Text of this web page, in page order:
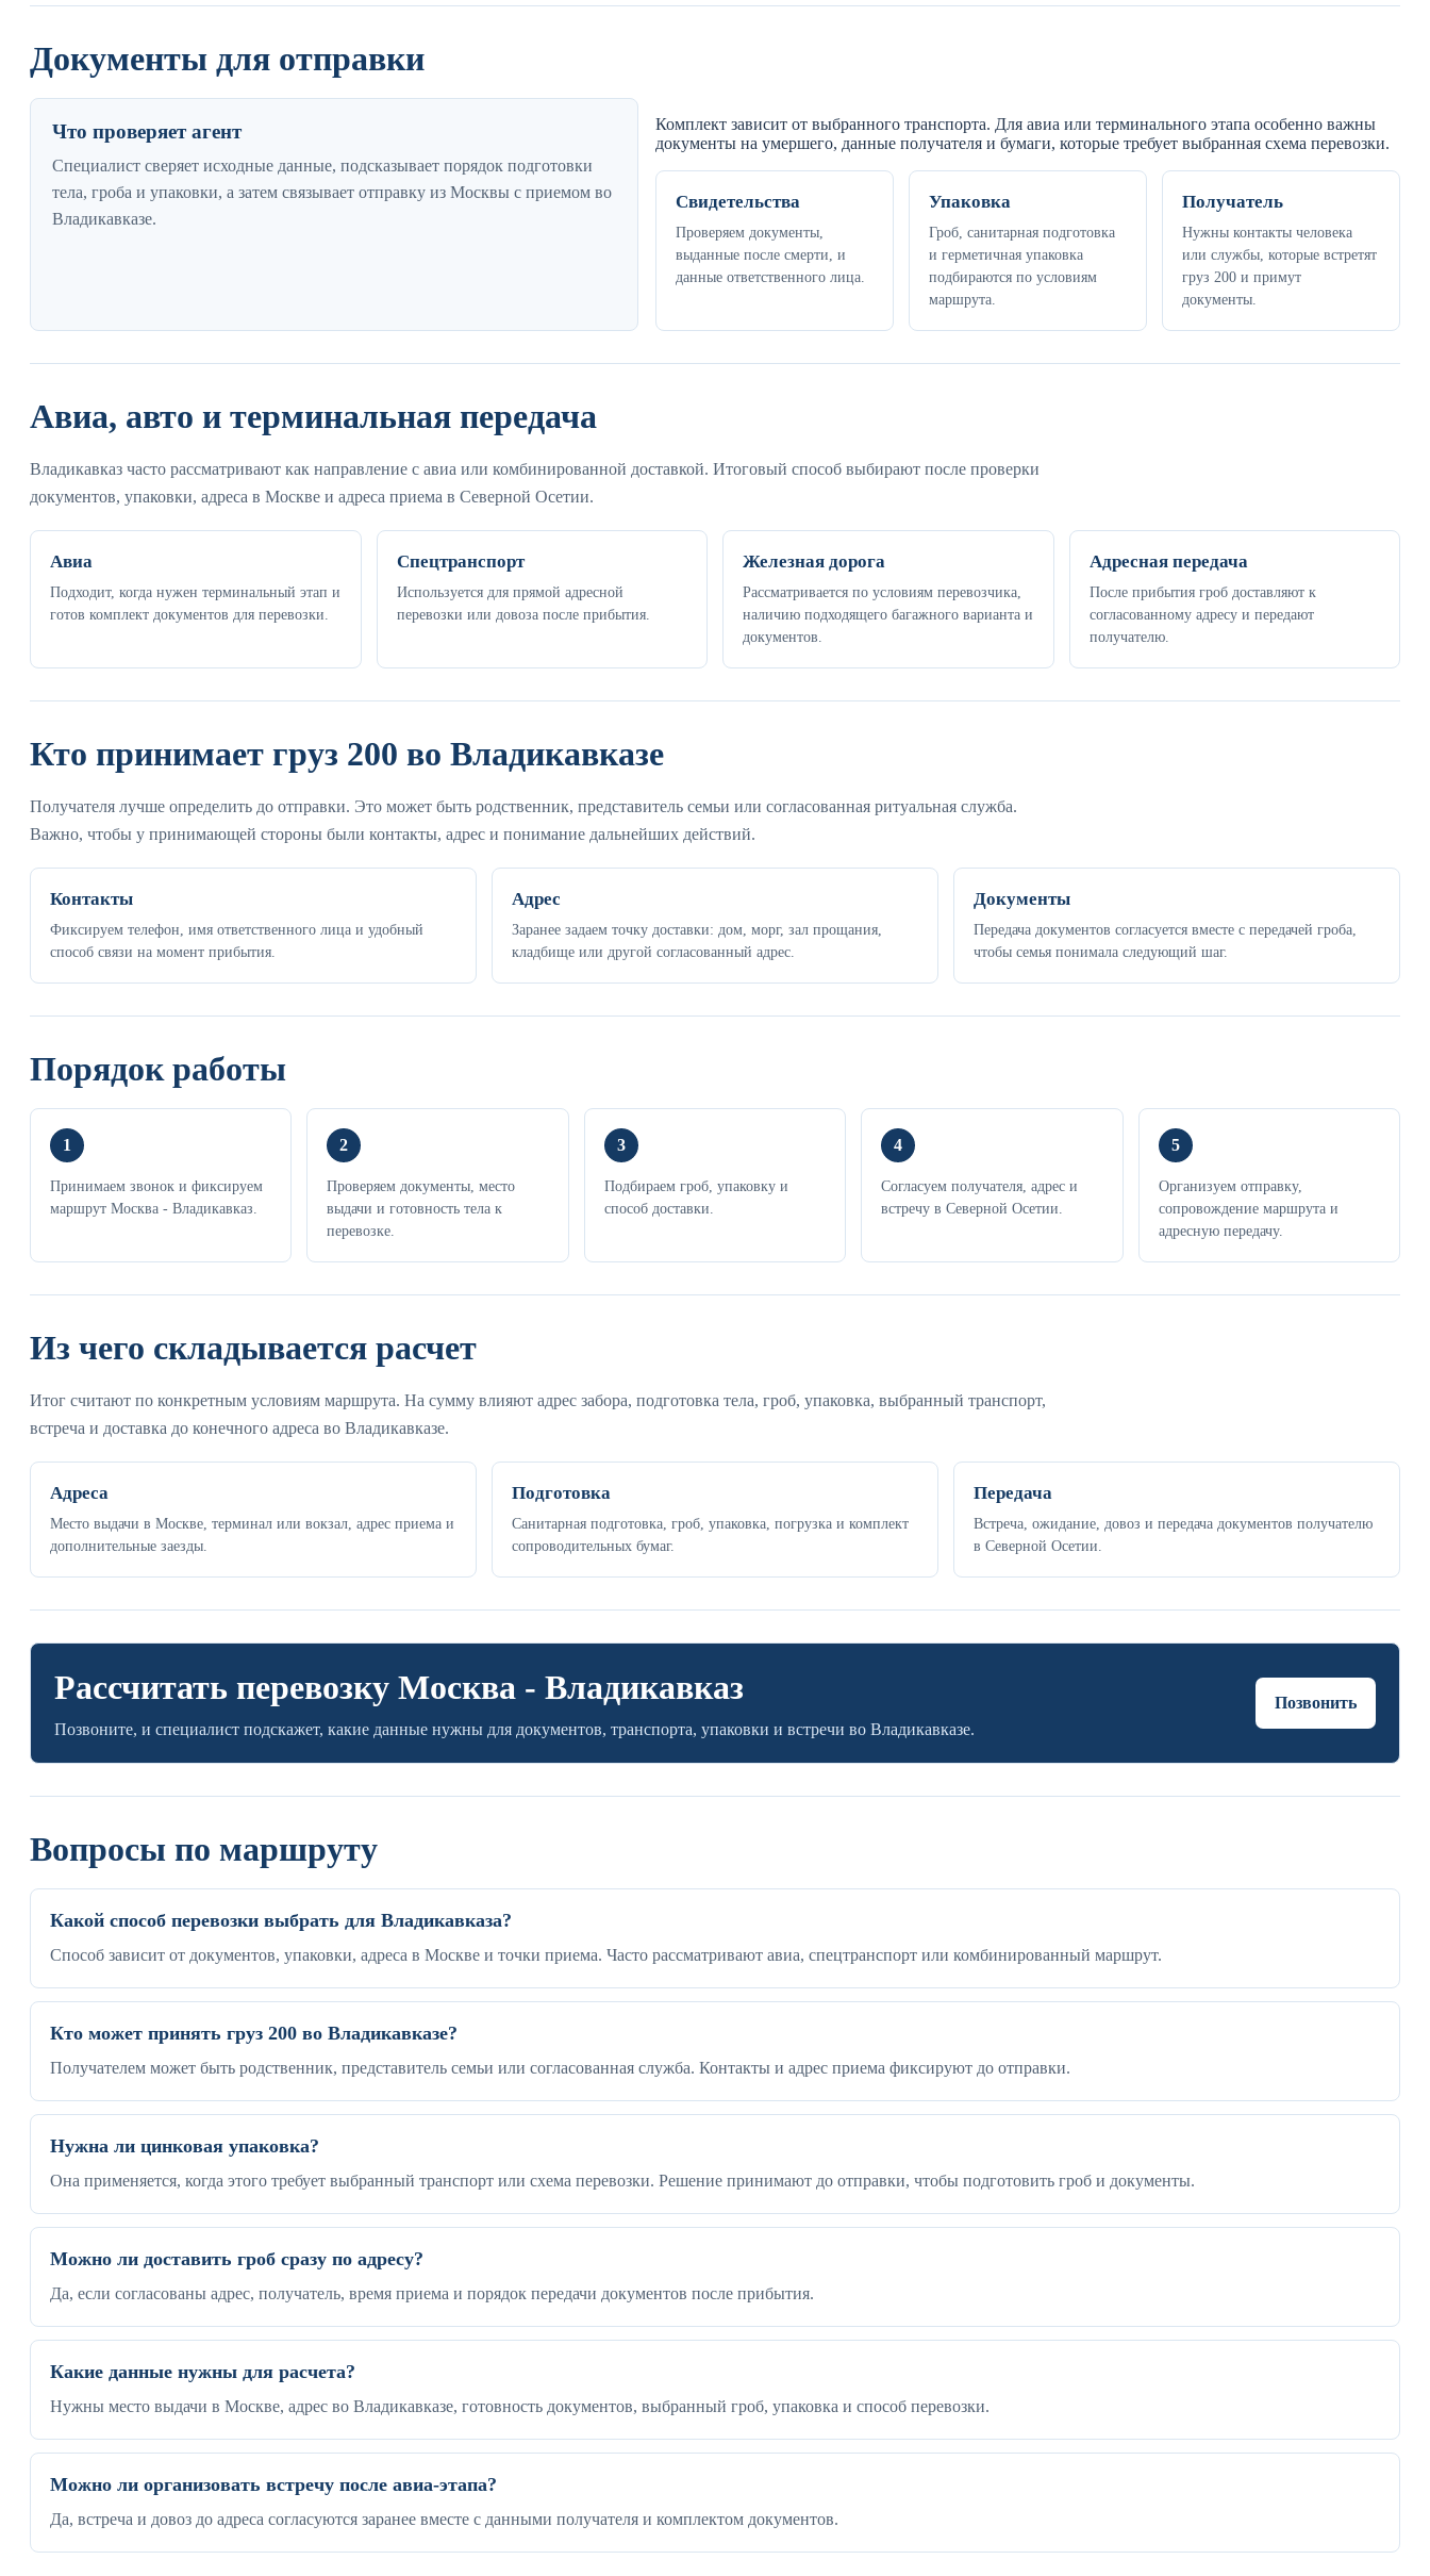
Документы для отправки
Что проверяет агент
Специалист сверяет исходные данные, подсказывает порядок подготовки
тела, гроба и упаковки, а затем связывает отправку из Москвы с приемом во
Владикавказе.
Комплект зависит от выбранного транспорта. Для авиа или терминального этапа особенно важны
документы на умершего, данные получателя и бумаги, которые требует выбранная схема перевозки.
Свидетельства
Проверяем документы,
выданные после смерти, и
данные ответственного лица.
Упаковка
Гроб, санитарная подготовка
и герметичная упаковка
подбираются по условиям
маршрута.
Получатель
Нужны контакты человека
или службы, которые встретят
груз 200 и примут
документы.
Авиа, авто и терминальная передача
Владикавказ часто рассматривают как направление с авиа или комбинированной доставкой. Итоговый способ выбирают после проверки
документов, упаковки, адреса в Москве и адреса приема в Северной Осетии.
Авиа
Подходит, когда нужен терминальный этап и
готов комплект документов для перевозки.
Спецтранспорт
Используется для прямой адресной
перевозки или довоза после прибытия.
Железная дорога
Рассматривается по условиям перевозчика,
наличию подходящего багажного варианта и
документов.
Адресная передача
После прибытия гроб доставляют к
согласованному адресу и передают
получателю.
Кто принимает груз 200 во Владикавказе
Получателя лучше определить до отправки. Это может быть родственник, представитель семьи или согласованная ритуальная служба.
Важно, чтобы у принимающей стороны были контакты, адрес и понимание дальнейших действий.
Контакты
Фиксируем телефон, имя ответственного лица и удобный
способ связи на момент прибытия.
Адрес
Заранее задаем точку доставки: дом, морг, зал прощания,
кладбище или другой согласованный адрес.
Документы
Передача документов согласуется вместе с передачей гроба,
чтобы семья понимала следующий шаг.
Порядок работы
1
Принимаем звонок и фиксируем
маршрут Москва - Владикавказ.
2
Проверяем документы, место
выдачи и готовность тела к
перевозке.
3
Подбираем гроб, упаковку и
способ доставки.
4
Согласуем получателя, адрес и
встречу в Северной Осетии.
5
Организуем отправку,
сопровождение маршрута и
адресную передачу.
Из чего складывается расчет
Итог считают по конкретным условиям маршрута. На сумму влияют адрес забора, подготовка тела, гроб, упаковка, выбранный транспорт,
встреча и доставка до конечного адреса во Владикавказе.
Адреса
Место выдачи в Москве, терминал или вокзал, адрес приема и
дополнительные заезды.
Подготовка
Санитарная подготовка, гроб, упаковка, погрузка и комплект
сопроводительных бумаг.
Передача
Встреча, ожидание, довоз и передача документов получателю
в Северной Осетии.
Рассчитать перевозку Москва - Владикавказ
Позвоните, и специалист подскажет, какие данные нужны для документов, транспорта, упаковки и встречи во Владикавказе.
Позвонить
Вопросы по маршруту
Какой способ перевозки выбрать для Владикавказа?
Способ зависит от документов, упаковки, адреса в Москве и точки приема. Часто рассматривают авиа, спецтранспорт или комбинированный маршрут.
Кто может принять груз 200 во Владикавказе?
Получателем может быть родственник, представитель семьи или согласованная служба. Контакты и адрес приема фиксируют до отправки.
Нужна ли цинковая упаковка?
Она применяется, когда этого требует выбранный транспорт или схема перевозки. Решение принимают до отправки, чтобы подготовить гроб и документы.
Можно ли доставить гроб сразу по адресу?
Да, если согласованы адрес, получатель, время приема и порядок передачи документов после прибытия.
Какие данные нужны для расчета?
Нужны место выдачи в Москве, адрес во Владикавказе, готовность документов, выбранный гроб, упаковка и способ перевозки.
Можно ли организовать встречу после авиа-этапа?
Да, встреча и довоз до адреса согласуются заранее вместе с данными получателя и комплектом документов.